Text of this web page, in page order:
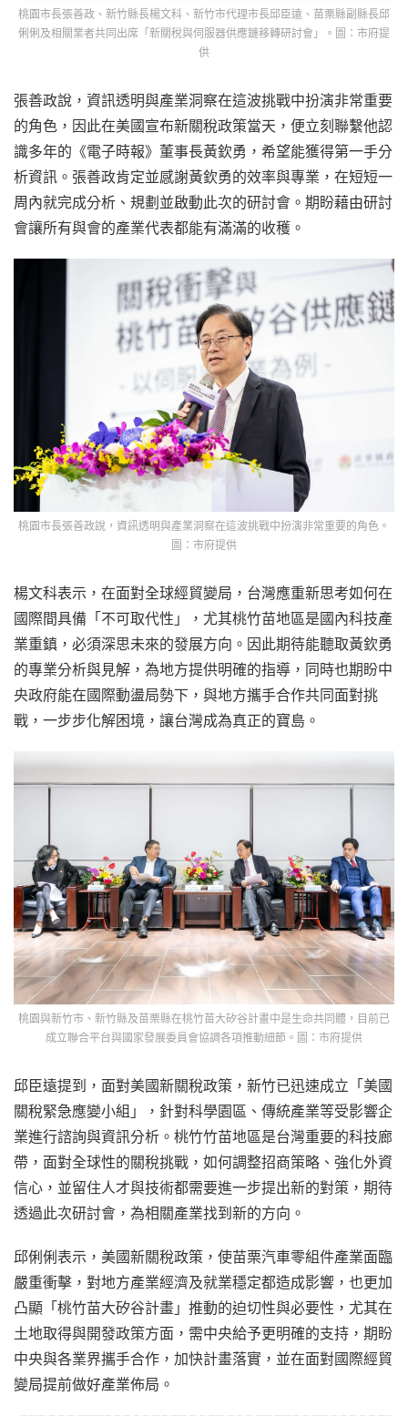
桃園市長張善政、新竹縣長楊文科、新竹市代理市長邱臣遠、苗栗縣副縣長邱
俐俐及相關業者共同出席「新關稅與伺服器供應鏈移轉研討會」。圖：市府提
供
張善政說，資訊透明與產業洞察在這波挑戰中扮演非常重要
的角色，因此在美國宣布新關稅政策當天，便立刻聯繫他認
識多年的《電子時報》董事長黃欽勇，希望能獲得第一手分
析資訊。張善政肯定並感謝黃欽勇的效率與專業，在短短一
周內就完成分析、規劃並啟動此次的研討會。期盼藉由研討
會讓所有與會的產業代表都能有滿滿的收穫。
桃園市長張善政說，資訊透明與產業洞察在這波挑戰中扮演非常重要的角色。
圖：市府提供
楊文科表示，在面對全球經貿變局，台灣應重新思考如何在
國際間具備「不可取代性」，尤其桃竹苗地區是國內科技產
業重鎮，必須深思未來的發展方向。因此期待能聽取黃欽勇
的專業分析與見解，為地方提供明確的指導，同時也期盼中
央政府能在國際動盪局勢下，與地方攜手合作共同面對挑
戰，一步步化解困境，讓台灣成為真正的寶島。
桃園與新竹市、新竹縣及苗栗縣在桃竹苗大矽谷計畫中是生命共同體，目前已
成立聯合平台與國家發展委員會協調各項推動細節。圖：市府提供
邱臣遠提到，面對美國新關稅政策，新竹已迅速成立「美國
關稅緊急應變小組」，針對科學園區、傳統產業等受影響企
業進行諮詢與資訊分析。桃竹竹苗地區是台灣重要的科技廊
帶，面對全球性的關稅挑戰，如何調整招商策略、強化外資
信心，並留住人才與技術都需要進一步提出新的對策，期待
透過此次研討會，為相關產業找到新的方向。
邱俐俐表示，美國新關稅政策，使苗栗汽車零組件產業面臨
嚴重衝擊，對地方產業經濟及就業穩定都造成影響，也更加
凸顯「桃竹苗大矽谷計畫」推動的迫切性與必要性，尤其在
土地取得與開發政策方面，需中央給予更明確的支持，期盼
中央與各業界攜手合作，加快計畫落實，並在面對國際經貿
變局提前做好產業佈局。